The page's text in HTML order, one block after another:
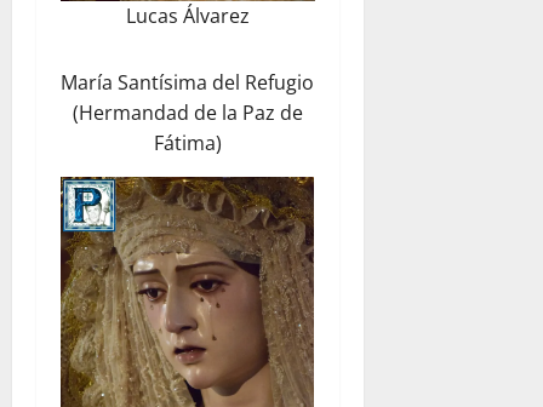
Lucas Álvarez
María Santísima del Refugio
(Hermandad de la Paz de
Fátima)